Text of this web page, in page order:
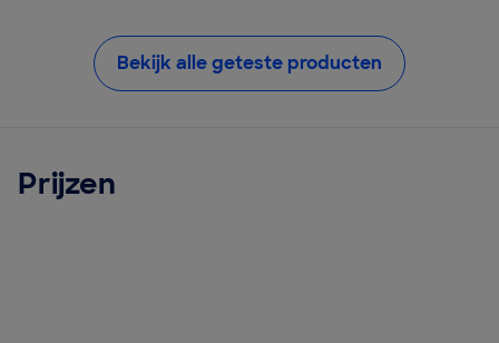
Bekijk alle geteste producten
Prijzen